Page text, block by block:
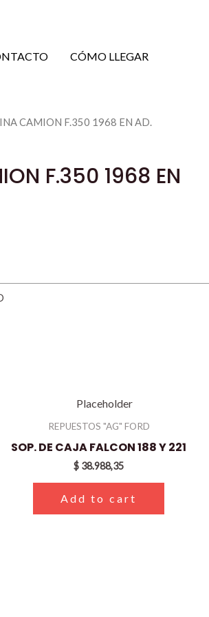
CÓMO LLEGAR
CAMION F.350 1968 EN AD.
F.350 1968 EN
REPUESTOS "AG" FORD
SOP. DE CAJA FALCON 188 Y 221
$ 38.988,35
Add to cart